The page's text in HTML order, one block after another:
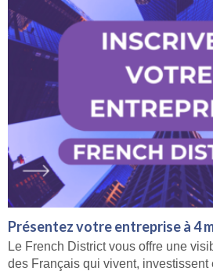
Présentez votre entreprise à 4
Le French District vous offre une
des Français qui vivent, investissent